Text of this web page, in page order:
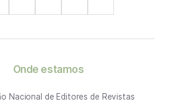
Onde estamos
Nacional de Editores de Revistas